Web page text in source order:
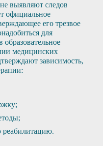
выявляют следов
официальное
его трезвое
для
образовательное
медицинских
зависимость,